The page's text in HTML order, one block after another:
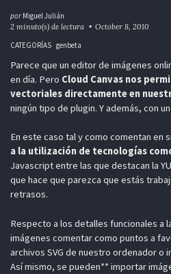
por Miguel Julián
2 minuto(s) de lectura
October 8, 2010
CATEGORÍAS genbeta
Parece que un editor de imágenes
en día. Pero Cloud Canvas nos
vectoriales directamente en
ningún tipo de plugin. Y además, con
En este caso tal y como comentan en
a la utilización de tecnologías
Javascript entre las que destacan la
que hace que parezca que estás
retrasos.
Respecto a los detalles funcionales a
imágenes comentar como puntos a
archivos SVG de nuestro ordenador o
Así mismo, se pueden** importar